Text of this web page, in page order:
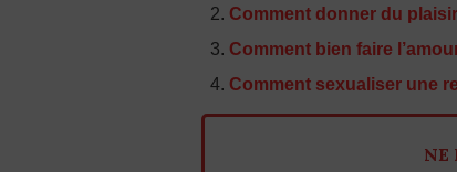
Comment donner du
Comment bien faire
Comment sexualiser une
NE